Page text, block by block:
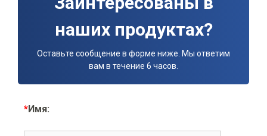
наших продуктах?
Оставьте сообщение в форме ниже. Мы ответим
вам в течение 6 часов.
*Имя: